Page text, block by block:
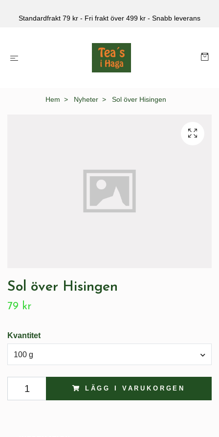
Standardfrakt 79 kr - Fri frakt över 499 kr - Snabb leverans
Hem Nyheter Sol över Hisingen
Sol över Hisingen
79 kr
Kvantitet
100 g
LÄGG I VARUKORGEN